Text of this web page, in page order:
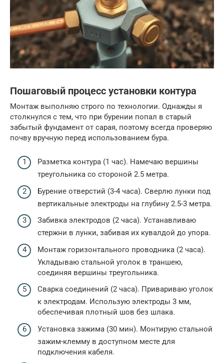
Пошаговый процесс установки контура
Монтаж выполняю строго по технологии. Однажды я
столкнулся с тем, что при бурении попал в старый
забытый фундамент от сарая, поэтому всегда проверяю
почву вручную перед использованием бура.
Разметка контура (1 час). Намечаю вершины
треугольника со стороной 2.5 метра.
Бурение отверстий (3-4 часа). Сверлю лунки под
вертикальные электроды на глубину 2.5-3 метра.
Забивка электродов (2 часа). Устанавливаю
стержни в лунки, забивая их кувалдой до упора.
Монтаж горизонтального проводника (2 часа).
Укладываю стальной уголок в траншею,
соединяя вершины треугольника.
Сварка соединений (2 часа). Привариваю уголок
к электродам. Использую электроды 3 мм,
обеспечивая плотный шов без шлака.
Установка зажима (30 мин). Монтирую стальной
зажим-клемму в доступном месте для
подключения кабеля.